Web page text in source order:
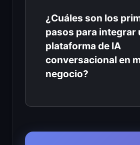
¿Cuáles son los
pasos para integrar
plataforma de IA
conversacional en
negocio?